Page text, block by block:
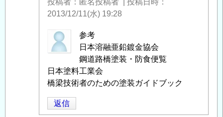
上
投稿者 匿名投稿者
投稿日時
2013/12/11(水) 19:28
匿
名
稿
者
よ
参考
日本溶融亜鉛鍍金協会
鋼道路橋塗装・防食便覧
日本塗料工業会
橋梁技術者のための塗装ガイドブック
返信